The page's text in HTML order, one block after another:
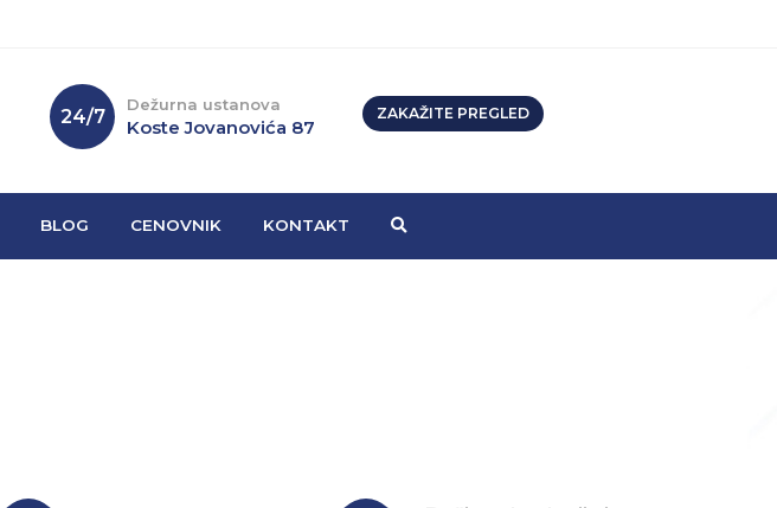
24/7
Dežurna ustanova
Koste Jovanovića 87
ZAKAŽITE PREGLED
BLOG CENOVNIK KONTAKT